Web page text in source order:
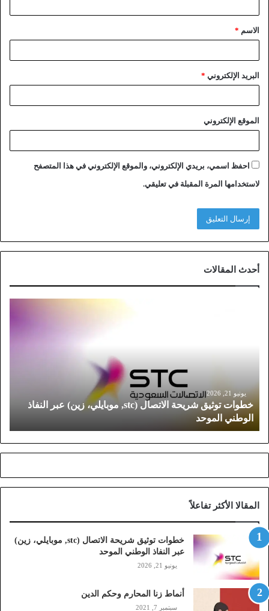
الاسم *
البريد الإلكتروني *
الموقع الإلكتروني
احفظ اسمي، بريدي الإلكتروني، والموقع الإلكتروني في هذا المتصفح
لاستخدامها المرة المقبلة في تعليقي.
أحدث المقالات
ش
ر
ل
ا
ت
ص
ل
(
s
يونيو 21, 2026
خطوات توثيق شريحة الاتصال (stc, موبايلي، زين) عبر النفاذ
الوطني الموحد
المقالا الأكثر تفاعلاً
خطوات توثيق شريحة الاتصال (stc, موبايلي، زين)
عبر النفاذ الوطني الموحد
يونيو 21, 2026
أنماط زنا المحارم وحكم الدين
سبتمبر 7, 2021